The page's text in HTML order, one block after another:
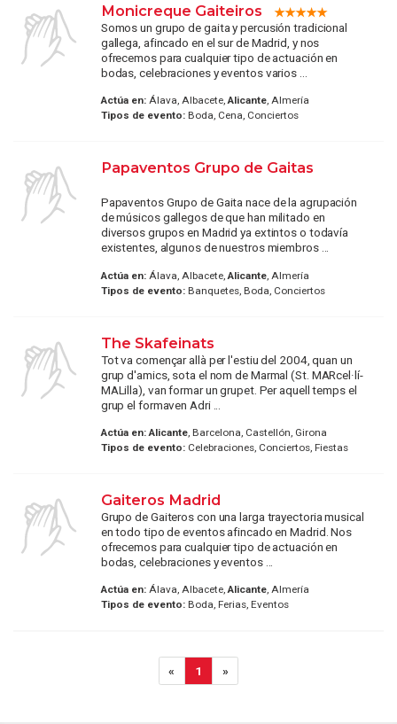
Monicreque Gaiteiros
Somos un grupo de gaita y percusión tradicional
gallega, afincado en el sur de Madrid, y nos
ofrecemos para cualquier tipo de actuación en
bodas, celebraciones y eventos varios ...
Actúa en:Álava, Albacete,Alicante, Almería
Tipos de evento:Boda, Cena, Conciertos
Papaventos Grupo de Gaitas
Papaventos Grupo de Gaita nace de la agrupación
de músicos gallegos de que han militado en
diversos grupos en Madrid ya extintos o todavía
existentes, algunos de nuestros miembros ...
Actúa en:Álava, Albacete, Alicante, Almería
Tipos de evento:Banquetes, Boda, Conciertos
The Skafeinats
Tot va començar allà per l'estiu del 2004, quan un
grup d'amics, sota el nom de Marmal (St. MARcel·lí-
MALilla), van formar un grupet. Per aquell temps el
grup el formaven Adri ...
Actúa en: Alicante, Barcelona, Castellón, Girona
Tipos de evento:Celebraciones, Conciertos, Fiestas
Gaiteros Madrid
Grupo de Gaiteros con una larga trayectoria musical
en todo tipo de eventos afincado en Madrid. Nos
ofrecemos para cualquier tipo de actuación en
bodas, celebraciones y eventos ...
Actúa en:Álava, Albacete,Alicante, Almería
Tipos de evento:Boda, Ferias, Eventos
« 1 »